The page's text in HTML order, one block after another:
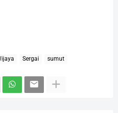
Sergai sumut